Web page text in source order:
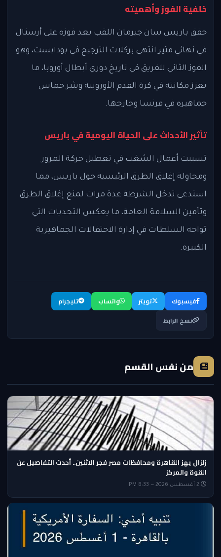
خلفية الفوز وأهميته
حقق باريس سان جيرمان اللقب بعد فوزه على أرسنال
في نهائي مثير انتهى بركلات الترجيح في بودابست، وهو
الفوز الثاني للفريق في تاريخ دوري أبطال أوروبا، ما
يعزز مكانته في كرة القدم الأوروبية ويثير حماس
جماهيره في فرنسا وخارجها.
تأثير الأحداث على الحياة اليومية في باريس
تسببت أعمال الشغب في تعطيل حركة المرور
ومحاولة إغلاق الطرق الرئيسية حول باريس، مما
استدعى تدخل الشرطة عدة مرات لمنع إغلاق الطرق
وتأمين السلامة العامة، ما يعكس التحديات التي
تواجه السلطات في إدارة الاحتفالات الجماهيرية
الكبيرة.
فيسبوك تويتر واتساب
تليجرام
نسخ الرابط
من نفس القسم
زلزال يهز القاهرة ومحافظات مصر فجر الاثنين.. أحدث التفاصيل عن
القوة والمركز